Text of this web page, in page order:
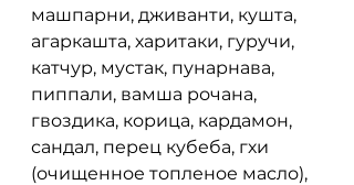
машпарни, дживанти, кушта,
агаркашта, харитаки, гуручи,
катчур, мустак, пунарнава,
пиппали, вамша рочана,
гвоздика, корица, кардамон,
сандал, перец кубеба, гхи
(очищенное топленое масло),